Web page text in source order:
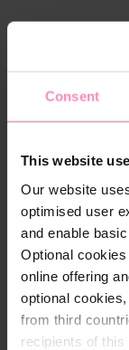
Consent
This website
Our website
optimised user
and enable
Optional
online offering
optional
from third
recipients of this
Het alles-in-
grondige,
over en als er
in de hoeken,